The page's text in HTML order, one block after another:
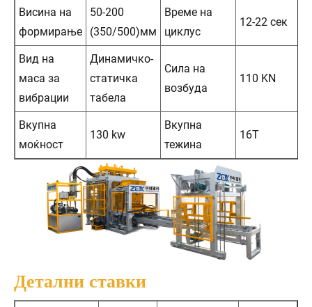
Висина на
формирање
50-200
(350/500)мм
Време на
циклус
12-22 сек
Вид на
маса за
вибрации
Динамичко-
статичка
табела
Сила на
возбуда
110 KN
Вкупна
моќност
130 kw
Вкупна
тежина
16Т
Детални ставки